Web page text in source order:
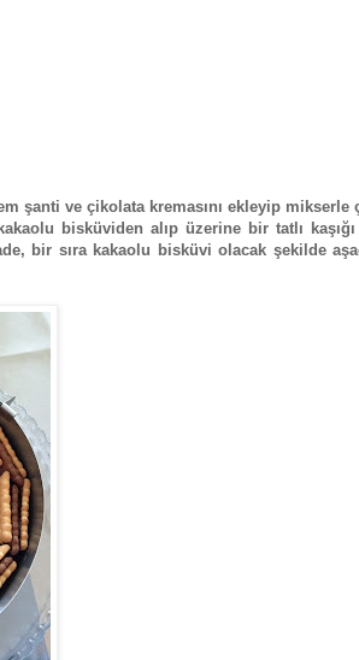
şanti ve çikolata kremasını ekleyip mikserle
bisküviden alıp üzerine bir tatlı
bir sıra kakaolu bisküvi olacak şekilde